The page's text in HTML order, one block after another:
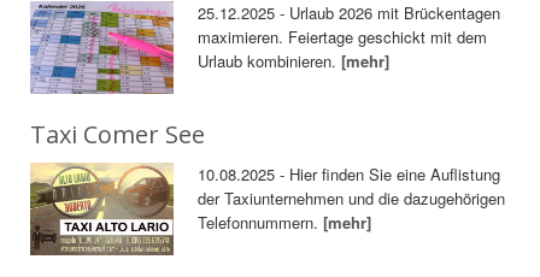
25.12.2025 - Urlaub 2026 mit Brückentagen
maximieren. Feiertage geschickt mit dem
Urlaub kombinieren.[mehr]
Taxi Comer See
10.08.2025 - Hier finden Sie eine Auflistung
der Taxiunternehmen und die dazugehörigen
Telefonnummern.[mehr]